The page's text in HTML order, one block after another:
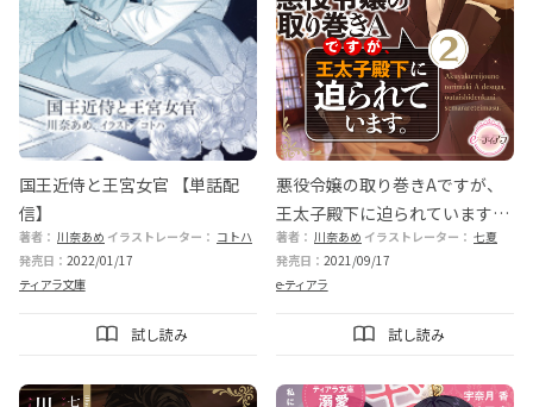
国王近侍と王宮女官 【単話配
信】
著者： 川奈あめ イラストレーター： コトハ
発売日： 2022/01/17
ティアラ文庫
試し読み
悪役令嬢の取り巻きAですが、
王太子殿下に迫られています。
②
著者： 川奈あめ イラストレーター： 七夏
発売日： 2021/09/17
e-ティアラ
試し読み